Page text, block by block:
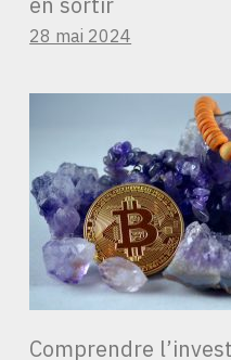
28 mai 2024
Comprendre